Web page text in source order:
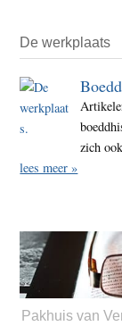
De werkplaats
zich
lees meer »
Pakhuis van